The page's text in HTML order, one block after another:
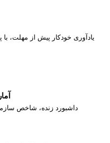
یادآوری خودکار پیش از مهلت، با
داشبورد زنده، شاخص